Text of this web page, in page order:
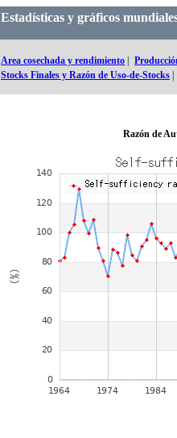
Estadísticas y gráficos
Area cosechada y rendimiento
Stocks Finales y Razón de Uso-de-Stocks
Razón de